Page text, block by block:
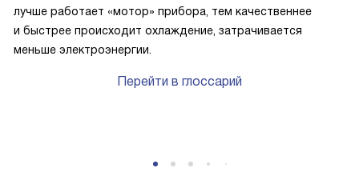
лучше работает «мотор» прибора, тем качественнее
и быстрее происходит охлаждение, затрачивается
меньше электроэнергии.
Перейти в глоссарий